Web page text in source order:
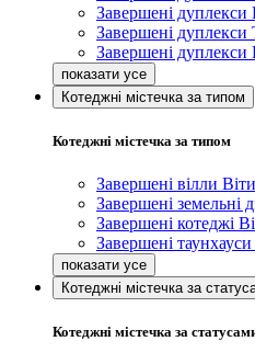
Завершені дуплекси
Завершені дуплекси
Завершені
Котеджні містечка за типом
Котеджні містечка за типом
Завершені вілли
Завершені земельні
Завершені котеджі
Завершені
Котеджні містечка за
Котеджні містечка за